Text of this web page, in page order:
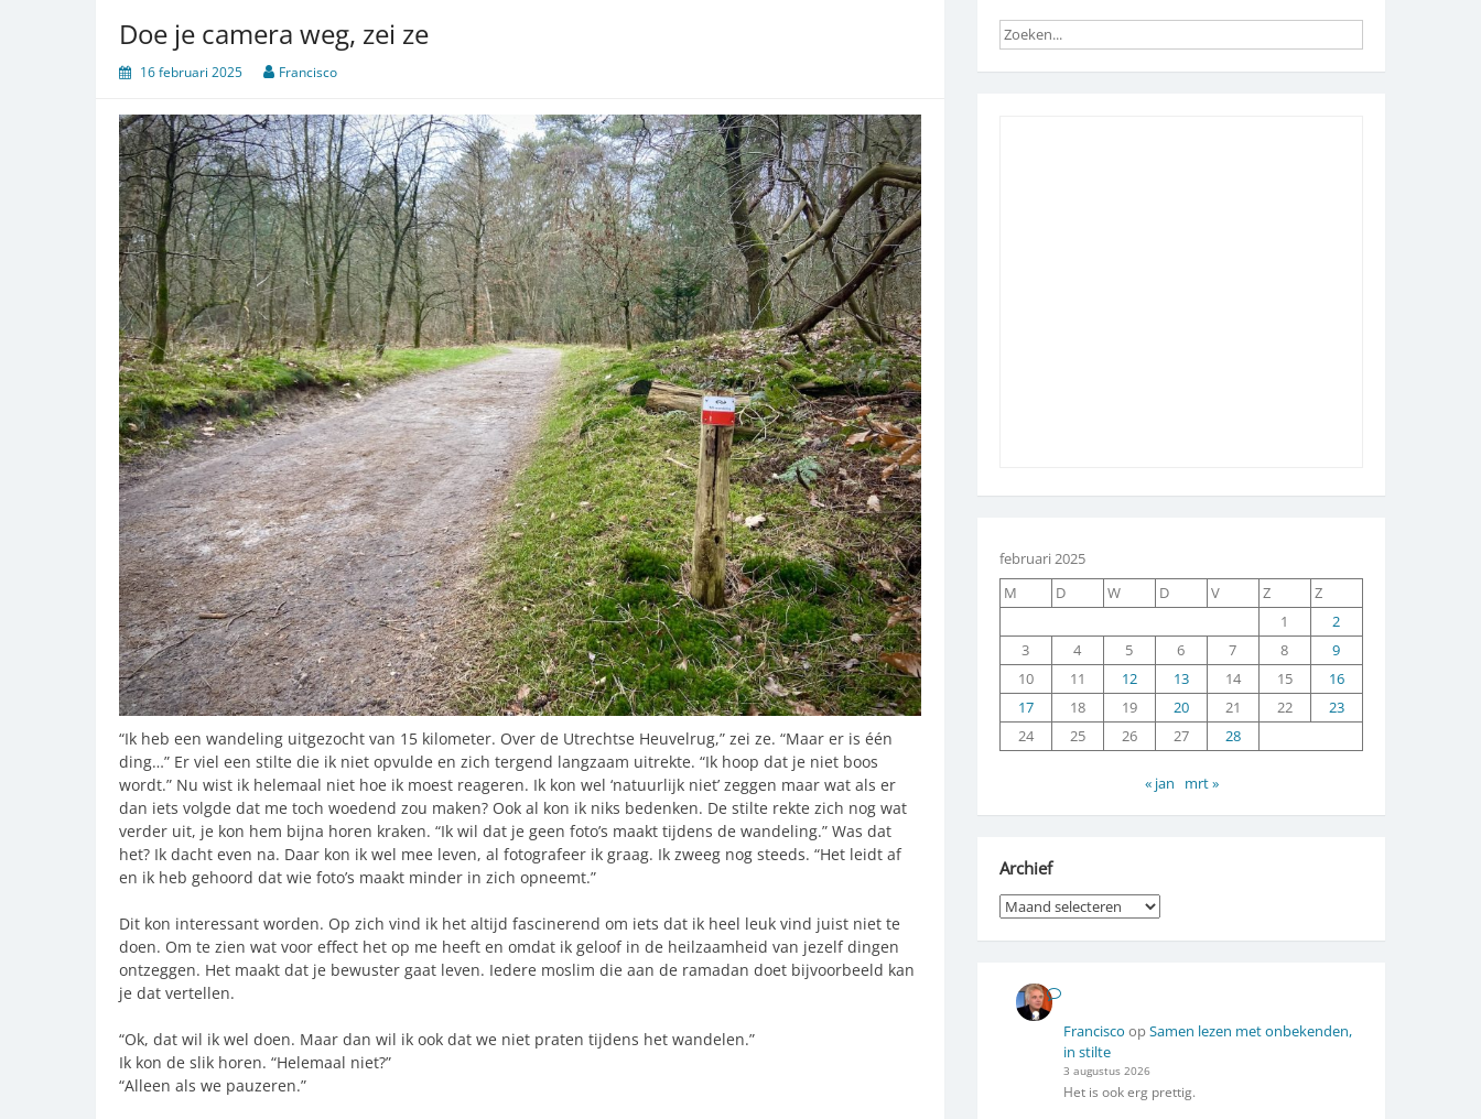
Doe je camera weg, zei ze
16 februari 2025 Francisco
“Ik heb een wandeling uitgezocht van 15 kilometer. Over de Utrechtse Heuvelrug,” zei ze. “Maar er is één
ding…” Er viel een stilte die ik niet opvulde en zich tergend langzaam uitrekte. “Ik hoop dat je niet boos
wordt.” Nu wist ik helemaal niet hoe ik moest reageren. Ik kon wel ‘natuurlijk niet’ zeggen maar wat als er
dan iets volgde dat me toch woedend zou maken? Ook al kon ik niks bedenken. De stilte rekte zich nog wat
verder uit, je kon hem bijna horen kraken. “Ik wil dat je geen foto’s maakt tijdens de wandeling.” Was dat
het? Ik dacht even na. Daar kon ik wel mee leven, al fotografeer ik graag. Ik zweeg nog steeds. “Het leidt af
en ik heb gehoord dat wie foto’s maakt minder in zich opneemt.”
Dit kon interessant worden. Op zich vind ik het altijd fascinerend om iets dat ik heel leuk vind juist niet te
doen. Om te zien wat voor effect het op me heeft en omdat ik geloof in de heilzaamheid van jezelf dingen
ontzeggen. Het maakt dat je bewuster gaat leven. Iedere moslim die aan de ramadan doet bijvoorbeeld kan
je dat vertellen.
“Ok, dat wil ik wel doen. Maar dan wil ik ook dat we niet praten tijdens het wandelen.”
Ik kon de slik horen. “Helemaal niet?”
“Alleen als we pauzeren.”
februari 2025
M
D W D V Z
Z
1
2
3
4 5 6 7 8
9
10
11 12 13 14 15
16
17
18 19 20 21 22
23
24
25 26 27 28
« jan mrt »
Archief
Archief
Francisco opSamen lezen met onbekenden,
in stilte
3 augustus 2026
Het is ook erg prettig.